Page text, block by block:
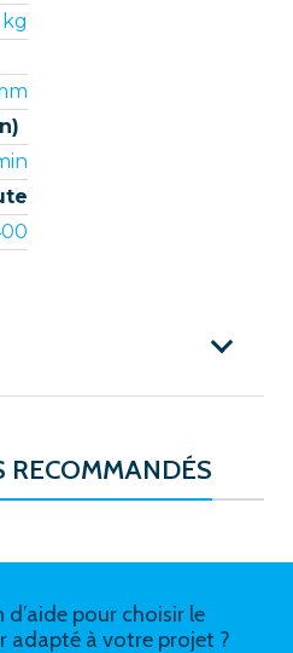
RECOMMANDÉS
d’aide pour choisir le
adapté à votre projet ?